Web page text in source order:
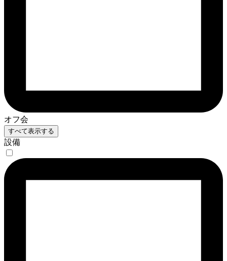
オフ会
すべて表示する
設備